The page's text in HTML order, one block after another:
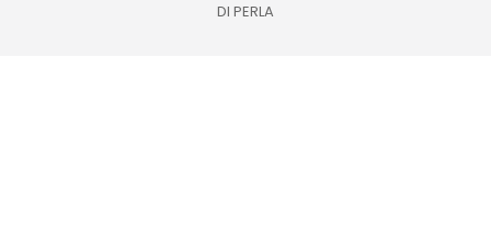
DI PERLA